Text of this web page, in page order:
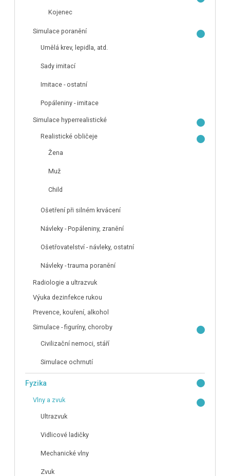
Kojenec
Simulace poranění
Umělá krev, lepidla, atd.
Sady imitací
Imitace - ostatní
Popáleniny - imitace
Simulace hyperrealistické
Realistické obličeje
Žena
Muž
Child
Ošetření při silném krvácení
Návleky - Popáleniny, zranění
Ošetřovatelství - návleky, ostatní
Návleky - trauma poranění
Radiologie a ultrazvuk
Výuka dezinfekce rukou
Prevence, kouření, alkohol
Simulace - figuríny, choroby
Civilizační nemoci, stáří
Simulace ochrnutí
Fyzika
Vlny a zvuk
Ultrazvuk
Vidlicové ladičky
Mechanické vlny
Zvuk